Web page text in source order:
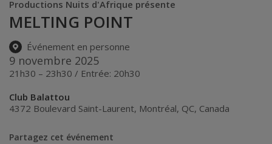
Productions Nuits d'Afrique présente
MELTING POINT
Événement en personne
9 novembre 2025
21h30 – 23h30 / Entrée: 20h30
Club Balattou
4372 Boulevard Saint-Laurent, Montréal, QC, Canada
Partagez cet événement